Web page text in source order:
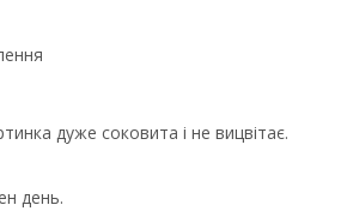
дуже соковита і не вицвітає.
день.